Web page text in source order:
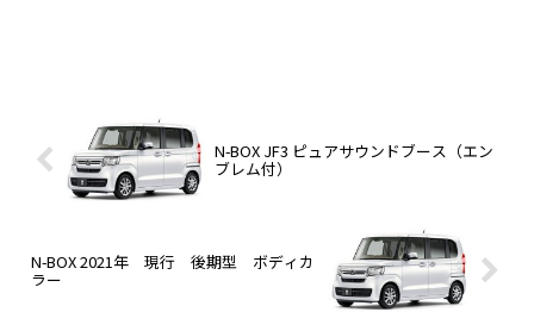
N-BOX JF3 ピュアサウンドブース（エン
ブレム付）
N-BOX 2021年 現行 後期型 ボディカ
ラー